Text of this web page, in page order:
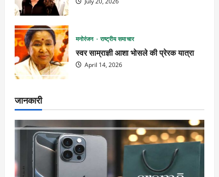
मनोरंजन राष्ट्रीय समाचार
स्वर साम्राज्ञी आशा भोसले की प्रेरक यात्रा
April 14, 2026
जानकारी